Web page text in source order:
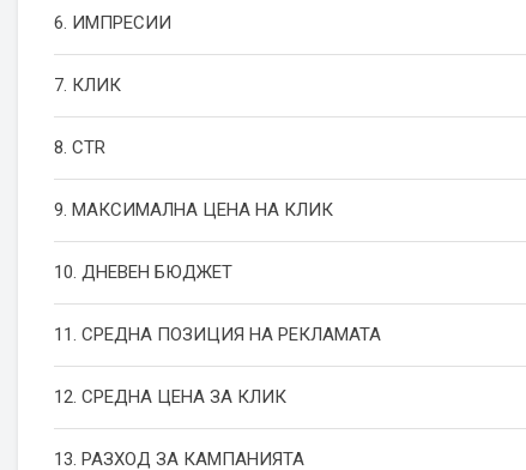
6. ИМПРЕСИИ
7. КЛИК
8. CTR
9. МАКСИМАЛНА ЦЕНА НА КЛИК
10. ДНЕВЕН БЮДЖЕТ
11. СРЕДНА ПОЗИЦИЯ НА РЕКЛАМАТА
12. СРЕДНА ЦЕНА ЗА КЛИК
13. РАЗХОД ЗА КАМПАНИЯТА